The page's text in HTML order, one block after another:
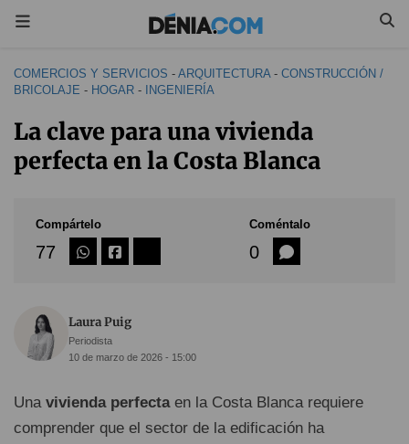
COMERCIOS Y SERVICIOS - ARQUITECTURA- CONSTRUCCIÓN /
BRICOLAJE - HOGAR - INGENIERÍA
La clave para una vivienda
perfecta en la Costa Blanca
Compártelo
77
Coméntalo
0
Laura Puig
Periodista
10 de marzo de 2026 - 15:00
Una vivienda perfectaen la Costa Blanca requiere
comprender que el sector de la edificación ha